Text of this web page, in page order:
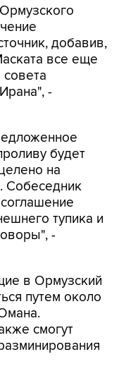
добавив,
все еще
-
будет
на
Собеседник
тупика и
-
в Ормузский
путем около
смогут